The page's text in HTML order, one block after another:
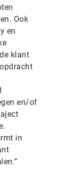
Ook
en
klant
en/of
in